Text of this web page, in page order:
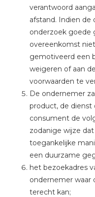
verantwoord
afstand. Indien
onderzoek goede
overeenkomst
gemotiveerd een
weigeren of aan
voorwaarden te
De ondernemer
product, de dienst
consument de
zodanige wijze
toegankelijke
een duurzame
het bezoekadres
ondernemer
terecht kan;